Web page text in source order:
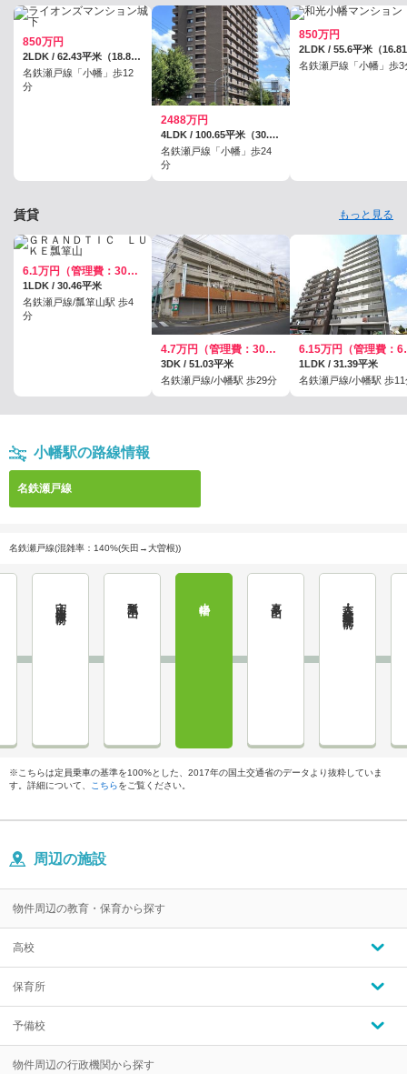
850万円
2LDK / 62.43平米（18.88坪）（壁芯）
名鉄瀬戸線「小幡」歩12
分
2488万円
4LDK / 100.65平米（30.44坪）（壁芯）
名鉄瀬戸線「小幡」歩24
分
850万円
名鉄瀬戸線「小幡」歩3
賃貸 もっと見る
6.1万円（管理費：3000円）
1LDK / 30.46平米
名鉄瀬戸線/瓢箪山駅 歩4
分
4.7万円（管理費：3000円）
3DK / 51.03平米
名鉄瀬戸線/小幡駅 歩29分
6.15
1LDK / 31.39平米
名鉄瀬戸線/小幡駅 歩11
小幡駅の路線情報
名鉄瀬戸線
名鉄瀬戸線(混雑率：140%(矢田→大曽根))
守山自衛隊前 大森・金城学院前
※こちらは定員乗車の基準を100%とした、2017年の国土交通省のデータより抜粋していま
す。詳細について、
こちらをご覧ください。
周辺の施設
物件周辺の教育・保育から探す
高校
保育所
予備校
物件周辺の行政機関から探す